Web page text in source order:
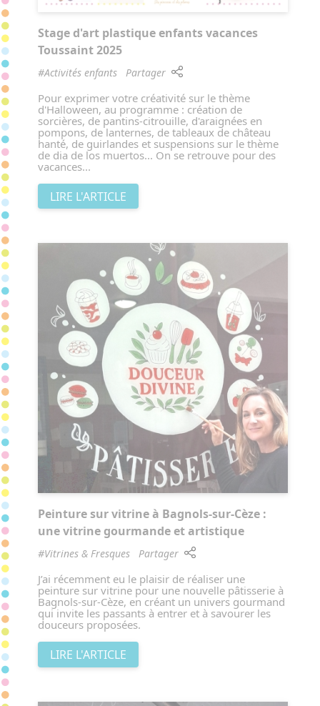
Stage d'art plastique enfants vacances
Toussaint 2025
#Activités enfants Partager
Pour exprimer votre créativité sur le thème
d'Halloween, au programme : création de
sorcières, de pantins-citrouille, d'araignées en
pompons, de lanternes, de tableaux de château
hanté, de guirlandes et suspensions sur le thème
de dia de los muertos... On se retrouve pour des
vacances...
LIRE L'ARTICLE
Peinture sur vitrine à Bagnols-sur-Cèze :
une vitrine gourmande et artistique
#Vitrines & Fresques Partager
J’ai récemment eu le plaisir de réaliser une
peinture sur vitrine pour une nouvelle pâtisserie à
Bagnols-sur-Cèze, en créant un univers gourmand
qui invite les passants à entrer et à savourer les
douceurs proposées.
LIRE L'ARTICLE